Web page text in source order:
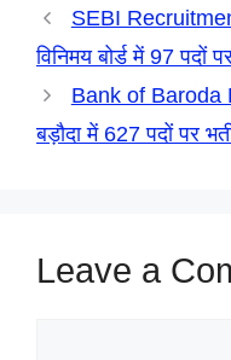
r
SEBI
विनिमय बोर्ड में 97 पदों
Bank of
बड़ौदा में 627 पदों पर
Leave a